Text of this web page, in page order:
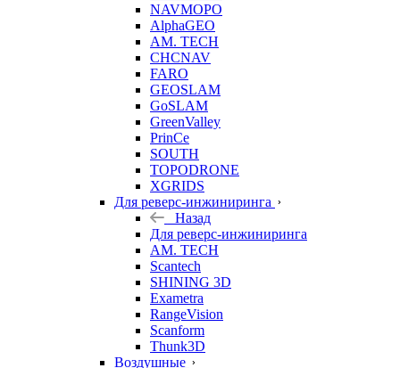
NAVMOPO
AlphaGEO
AM. TECH
CHCNAV
FARO
GEOSLAM
GoSLAM
GreenValley
PrinCe
SOUTH
TOPODRONE
XGRIDS
Для реверс-инжиниринга
Назад
Для реверс-инжиниринга
AM. TECH
Scantech
SHINING 3D
Exametra
RangeVision
Scanform
Thunk3D
Воздушные